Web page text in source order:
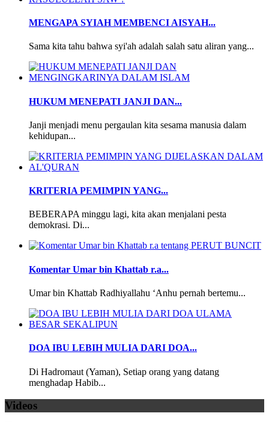
MENGAPA SYIAH MEMBENCI AISYAH...
Sama kita tahu bahwa syi'ah adalah salah satu aliran yang...
HUKUM MENEPATI JANJI DAN...
Janji menjadi menu pergaulan kita sesama manusia dalam
kehidupan...
KRITERIA PEMIMPIN YANG...
BEBERAPA minggu lagi, kita akan menjalani pesta
demokrasi. Di...
Komentar Umar bin Khattab r.a...
Umar bin Khattab Radhiyallahu ‘Anhu pernah bertemu...
DOA IBU LEBIH MULIA DARI DOA...
Di Hadromaut (Yaman), Setiap orang yang datang
menghadap Habib...
Videos